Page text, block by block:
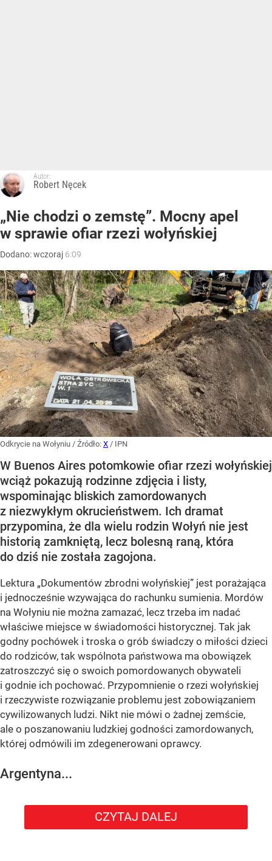
Autor:
Robert Nęcek
„Nie chodzi o zemstę”. Mocny apel
w sprawie ofiar rzezi wołyńskiej
Dodano:wczoraj 6:09
Odkrycie na Wołyniu / Źródło: X / IPN
W Buenos Aires potomkowie ofiar rzezi wołyńskiej
wciąż pokazują rodzinne zdjęcia i listy,
wspominając bliskich zamordowanych
z niezwykłym okrucieństwem. Ich dramat
przypomina, że dla wielu rodzin Wołyń nie jest
historią zamkniętą, lecz bolesną raną, która
do dziś nie została zagojona.
Lektura „Dokumentów zbrodni wołyńskiej” jest porażająca
i jednocześnie wzywająca do rachunku sumienia. Mordów
na Wołyniu nie można zamazać, lecz trzeba im nadać
właściwe miejsce w świadomości historycznej. Tak jak
godny pochówek i troska o grób świadczy o miłości dzieci
do rodziców, tak wspólnota państwowa ma obowiązek
zatroszczyć się o swoich pomordowanych obywateli
i godnie ich pochować. Przypomnienie o rzezi wołyńskiej
i rzeczywiste rozwiązanie problemu jest zobowiązaniem
cywilizowanych ludzi. Nikt nie mówi o żadnej zemście,
ale o poszanowaniu ludzkiej godności zamordowanych,
której odmówili im zdegenerowani oprawcy.
Argentyna...
CZYTAJ DALEJ